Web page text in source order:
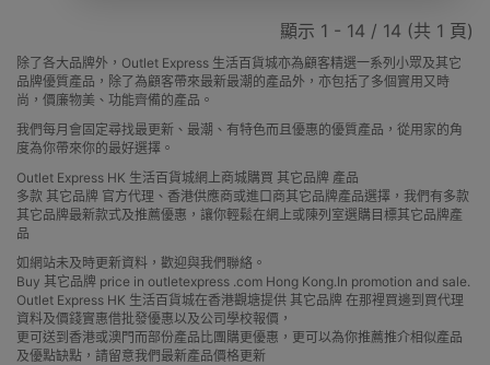
顯示 1 - 14 / 14 (共 1 頁)
除了各大品牌外，Outlet Express 生活百貨城亦為顧客精選一系列小眾及其它
品牌優質產品，除了為顧客帶來最新最潮的產品外，亦包括了多個實用又時
尚，價廉物美、功能齊備的產品。
我們每月會固定尋找最更新、最潮、有特色而且優惠的優質產品，從用家的角
度為你帶來你的最好選擇。
Outlet Express HK 生活百貨城網上商城購買 其它品牌 產品
多款 其它品牌 官方代理、香港供應商或進口商其它品牌產品選擇，我們有多款
其它品牌最新款式及推薦優惠，讓你輕鬆在網上或陳列室選購目標其它品牌產
品
如網站未及時更新資料，歡迎與我們聯絡。
Buy 其它品牌 price in outletexpress .com Hong Kong.In promotion and sale.
Outlet Express HK 生活百貨城在香港觀塘提供 其它品牌 在那裡買邊到買代理
資料及價錢實惠借批發優惠以及公司學校報價，
更可送到香港或澳門而部份產品比團購更優惠，更可以為你推薦推介相似產品
及優點缺點，請留意我們最新產品價格更新